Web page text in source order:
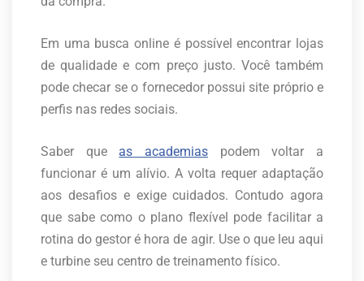
Em uma busca online é possível encontrar lojas
de qualidade e com preço justo. Você também
pode checar se o fornecedor possui site próprio e
perfis nas redes sociais.
Saber que as academias podem voltar a
funcionar é um alívio. A volta requer adaptação
aos desafios e exige cuidados. Contudo agora
que sabe como o plano flexível pode facilitar a
rotina do gestor é hora de agir. Use o que leu aqui
e turbine seu centro de treinamento físico.